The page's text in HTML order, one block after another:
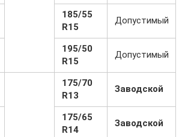
185/55
R15
Допустимый
195/50
R15
Допустимый
175/70
R13
Заводской
175/65
R14
Заводской